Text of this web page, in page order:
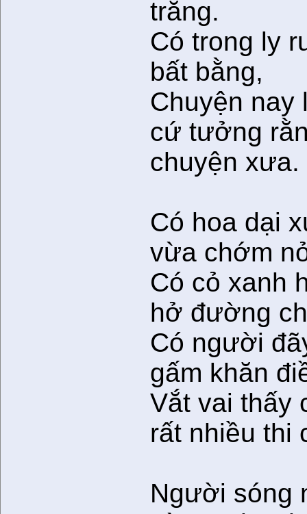
trăng.
Có trong ly
bất bằng,
Chuyện nay
cứ tưởng
chuyện xưa.
Có hoa dại
vừa chớm
Có cỏ xanh
hở đường
Có người
gấm khăn
Vắt vai thấy
rất nhiều thi
Người sóng